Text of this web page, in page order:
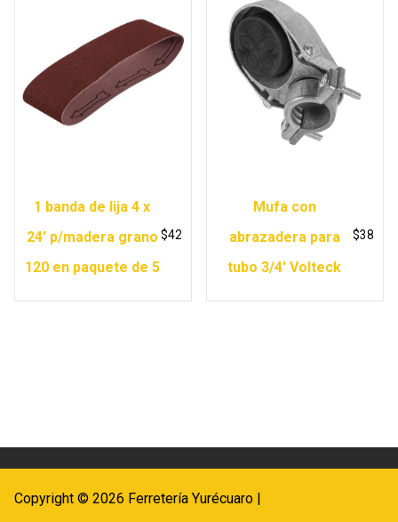
1 banda de lija 4 x
24′ p/madera grano
120 en paquete de 5
$42
Mufa con
abrazadera para
tubo 3/4′ Volteck
$38
Copyright © 2026 Ferretería Yurécuaro |